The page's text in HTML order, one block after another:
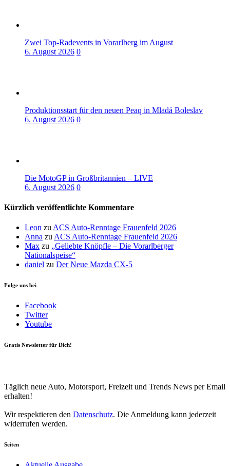
Zwei Top-Radevents in Vorarlberg im August
6. August 2026 0
Produktionsstart für den neuen Peaq in Mladá Boleslav
6. August 2026 0
Die MotoGP in Großbritannien – LIVE
6. August 2026 0
Kürzlich veröffentlichte Kommentare
Leon zuACS Auto-Renntage Frauenfeld 2026
Anna zuACS Auto-Renntage Frauenfeld 2026
Max zu „Geliebte Knöpfle – Die Vorarlberger
Nationalspeise“
daniel zu Der Neue Mazda CX-5
Folge uns bei
Facebook
Twitter
Youtube
Gratis Newsletter für Dich!
Täglich neue Auto, Motorsport, Freizeit und Trends News per Email
erhalten!
Wir respektieren den Datenschutz. Die Anmeldung kann jederzeit
widerrufen werden.
Seiten